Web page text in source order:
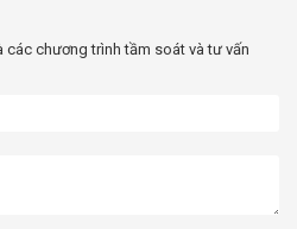
chương trình tầm soát và tư vấn